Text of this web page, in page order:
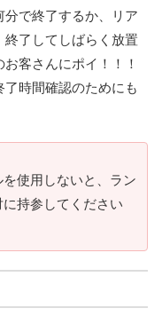
で終了するか、リア
了してしばらく放置
客さんにポイ！！！
時間確認のためにも
使用しないと、ラン
持参してください